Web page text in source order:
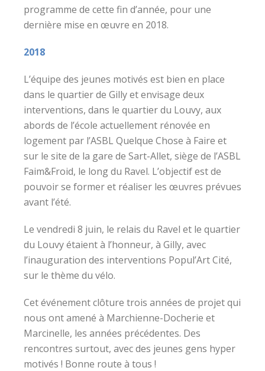
programme de cette fin d’année, pour une
dernière mise en œuvre en 2018.
2018
L’équipe des jeunes motivés est bien en place
dans le quartier de Gilly et envisage deux
interventions, dans le quartier du Louvy, aux
abords de l’école actuellement rénovée en
logement par l’ASBL Quelque Chose à Faire et
sur le site de la gare de Sart-Allet, siège de l’ASBL
Faim&Froid, le long du Ravel. L’objectif est de
pouvoir se former et réaliser les œuvres prévues
avant l’été.
Le vendredi 8 juin, le relais du Ravel et le quartier
du Louvy étaient à l’honneur, à Gilly, avec
l’inauguration des interventions Popul’Art Cité,
sur le thème du vélo.
Cet événement clôture trois années de projet qui
nous ont amené à Marchienne-Docherie et
Marcinelle, les années précédentes. Des
rencontres surtout, avec des jeunes gens hyper
motivés ! Bonne route à tous !